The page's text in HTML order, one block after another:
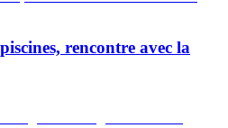
rencontre avec la